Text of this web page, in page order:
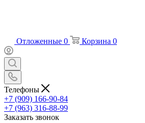
Отложенные 0 Корзина 0
Телефоны
+7 (909) 166-90-84
+7 (963) 316-88-99
Заказать звонок